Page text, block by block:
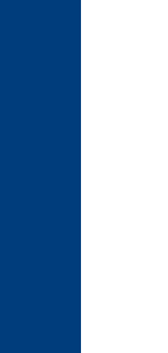
laboral